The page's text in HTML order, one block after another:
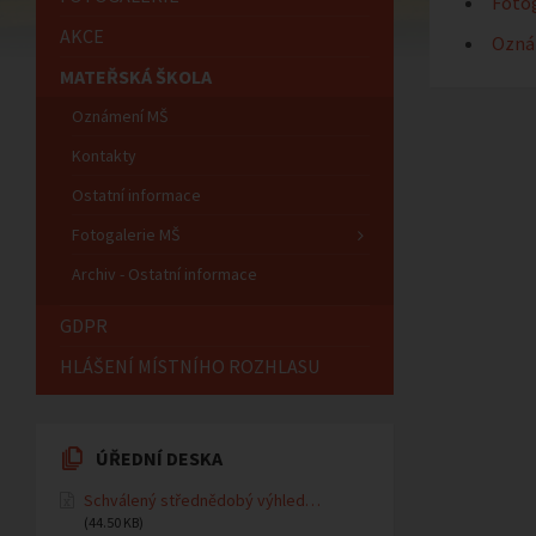
AKCE
MATEŘSKÁ ŠKOLA
Oznámení MŠ
Kontakty
Ostatní informace
Fotogalerie MŠ
Archiv - Ostatní informace
GDPR
HLÁŠENÍ MÍSTNÍHO ROZHLASU
ÚŘEDNÍ DESKA
Schválený střednědobý výhled…
(44.50 KB)